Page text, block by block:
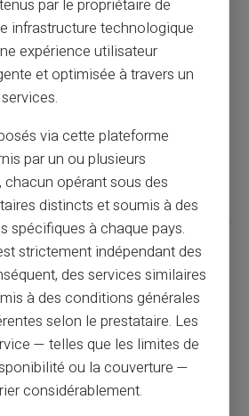
achats internationaux avec
Article suivant
par le propriétaire de
infrastructure technologique
expérience utilisateur
et optimisée à travers un
via cette plateforme
par un ou plusieurs
chacun opérant sous des
distincts et soumis à des
spécifiques à chaque pays.
strictement indépendant des
des services similaires
à des conditions générales
selon le prestataire. Les
— telles que les limites de
ou la couverture —
considérablement.